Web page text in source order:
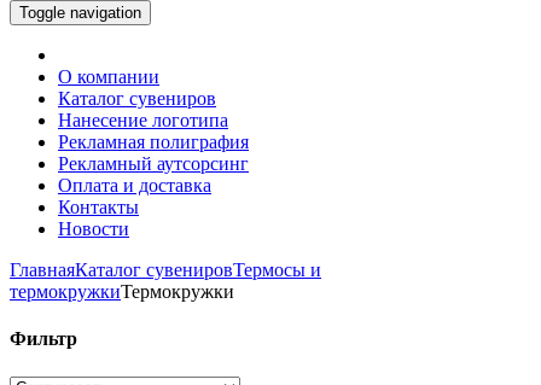
Toggle navigation
О компании
Каталог сувениров
Нанесение логотипа
Рекламная полиграфия
Рекламный аутсорсинг
Оплата и доставка
Контакты
Новости
ГлавнаяКаталог сувенировТермосы и
термокружкиТермокружки
Фильтр